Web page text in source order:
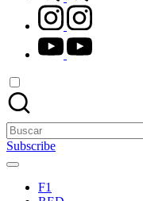
instagram.com
youtube.com
Buscar:
Subscribe
F1